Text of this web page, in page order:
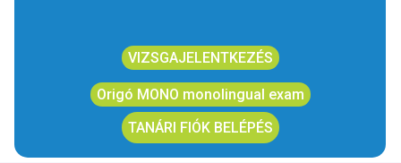
VIZSGAJELENTKEZÉS
Origó MONO monolingual exam
TANÁRI FIÓK BELÉPÉS